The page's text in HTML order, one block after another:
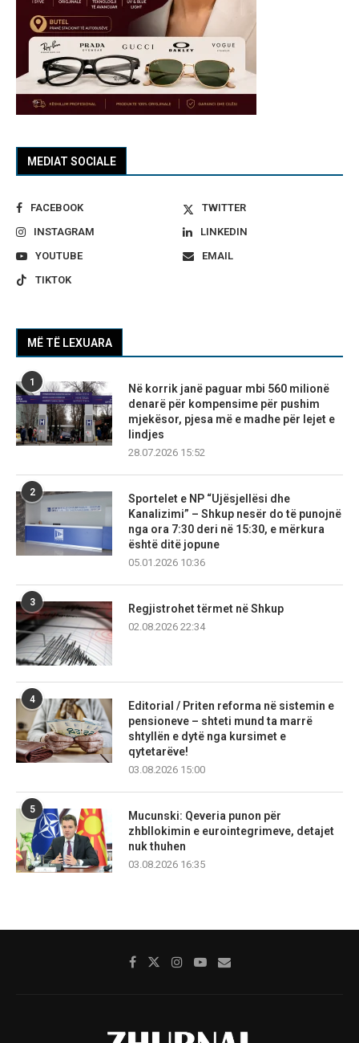
MEDIAT SOCIALE
FACEBOOK
TWITTER
INSTAGRAM
LINKEDIN
YOUTUBE
EMAIL
TIKTOK
MË TË LEXUARA
1
Në korrik janë paguar mbi 560 milionë
denarë për kompensime për pushim
mjekësor, pjesa më e madhe për lejet e
lindjes
28.07.2026 15:52
2
Sportelet e NP “Ujësjellësi dhe
Kanalizimi” – Shkup nesër do të punojnë
nga ora 7:30 deri në 15:30, e mërkura
është ditë jopune
05.01.2026 10:36
3
Regjistrohet tërmet në Shkup
02.08.2026 22:34
4
Editorial / Priten reforma në sistemin e
pensioneve – shteti mund ta marrë
shtyllën e dytë nga kursimet e
qytetarëve!
03.08.2026 15:00
5
Mucunski: Qeveria punon për
zhbllokimin e eurointegrimeve, detajet
nuk thuhen
03.08.2026 16:35